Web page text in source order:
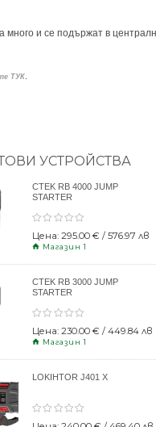
много и се подържат в
ТУК
УСТРОЙСТВА
CTEK RB 4000 JUMP
STARTER
Цена: 295.00 € / 576.97 лв
Магазин 1
CTEK RB 3000 JUMP
STARTER
Цена: 230.00 € / 449.84 лв
Магазин 1
LOKIHTOR J401 X